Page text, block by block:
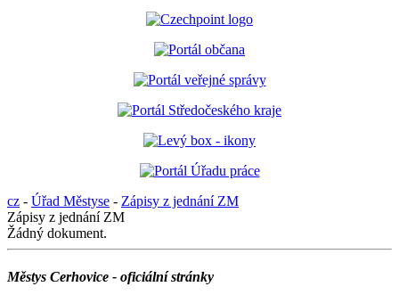
cz - Úřad Městyse - Zápisy z jednání ZM
Zápisy z jednání ZM
Žádný dokument.
Městys Cerhovice - oficiální stránky